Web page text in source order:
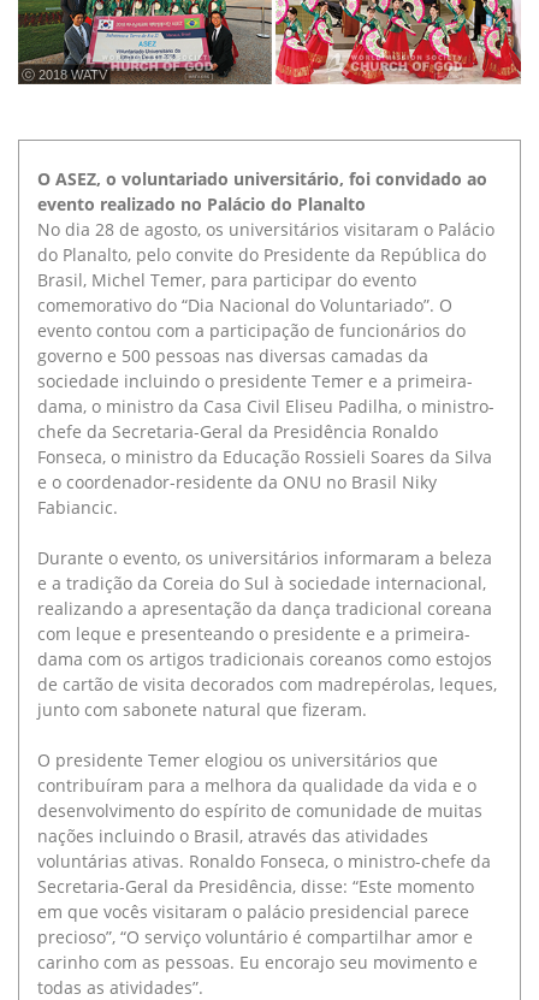
ⓒ 2018 WATV
O ASEZ, o voluntariado universitário, foi convidado ao
evento realizado no Palácio do Planalto
No dia 28 de agosto, os universitários visitaram o Palácio
do Planalto, pelo convite do Presidente da República do
Brasil, Michel Temer, para participar do evento
comemorativo do “Dia Nacional do Voluntariado”. O
evento contou com a participação de funcionários do
governo e 500 pessoas nas diversas camadas da
sociedade incluindo o presidente Temer e a primeira-
dama, o ministro da Casa Civil Eliseu Padilha, o ministro-
chefe da Secretaria-Geral da Presidência Ronaldo
Fonseca, o ministro da Educação Rossieli Soares da Silva
e o coordenador-residente da ONU no Brasil Niky
Fabiancic.
Durante o evento, os universitários informaram a beleza
e a tradição da Coreia do Sul à sociedade internacional,
realizando a apresentação da dança tradicional coreana
com leque e presenteando o presidente e a primeira-
dama com os artigos tradicionais coreanos como estojos
de cartão de visita decorados com madrepérolas, leques,
junto com sabonete natural que fizeram.
O presidente Temer elogiou os universitários que
contribuíram para a melhora da qualidade da vida e o
desenvolvimento do espírito de comunidade de muitas
nações incluindo o Brasil, através das atividades
voluntárias ativas. Ronaldo Fonseca, o ministro-chefe da
Secretaria-Geral da Presidência, disse: “Este momento
em que vocês visitaram o palácio presidencial parece
precioso”, “O serviço voluntário é compartilhar amor e
carinho com as pessoas. Eu encorajo seu movimento e
todas as atividades”.